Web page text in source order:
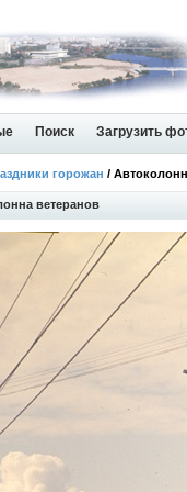
Поиск Загрузить
горожан /
ветеранов